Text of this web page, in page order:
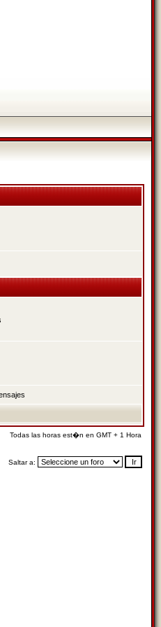
Todas las horas est�n en GMT + 1 Hora
Saltar a: